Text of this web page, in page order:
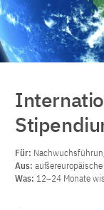
Für:
Aus:
Was: 12–24 Monate